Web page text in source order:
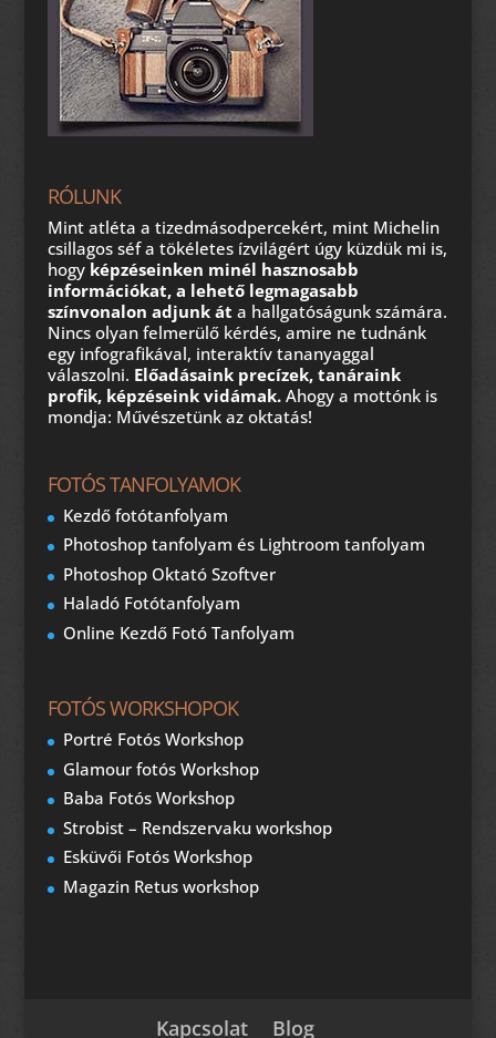
RÓLUNK
Mint atléta a tizedmásodpercekért, mint Michelin
csillagos séf a tökéletes ízvilágért úgy küzdük mi is,
hogy képzéseinken minél hasznosabb
információkat, a lehető legmagasabb
színvonalon adjunk át a hallgatóságunk számára.
Nincs olyan felmerülő kérdés, amire ne tudnánk
egy infografikával, interaktív tananyaggal
válaszolni. Előadásaink precízek, tanáraink
profik, képzéseink vidámak.Ahogy a mottónk is
mondja: Művészetünk az oktatás!
FOTÓS TANFOLYAMOK
Kezdő fotótanfolyam
Photoshop tanfolyam és Lightroom tanfolyam
Photoshop Oktató Szoftver
Haladó Fotótanfolyam
Online Kezdő Fotó Tanfolyam
FOTÓS WORKSHOPOK
Portré Fotós Workshop
Glamour fotós Workshop
Baba Fotós Workshop
Strobist – Rendszervaku workshop
Esküvői Fotós Workshop
Magazin Retus workshop
Kapcsolat Blog